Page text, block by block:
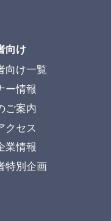
向け
向け一覧
ー情報
ご案内
クセス
業情報
特別企画